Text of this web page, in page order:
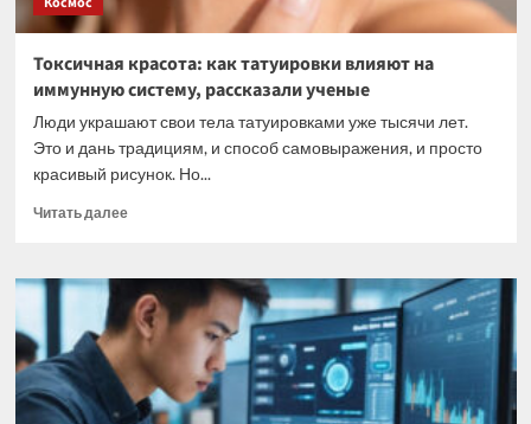
Токсичная красота: как татуировки влияют на
иммунную систему, рассказали ученые
Люди украшают свои тела татуировками уже тысячи лет.
Это и дань традициям, и способ самовыражения, и просто
красивый рисунок. Но...
Читать далееПрочитать
Токсичная
красота:
как
татуировки
влияют
на
иммунную